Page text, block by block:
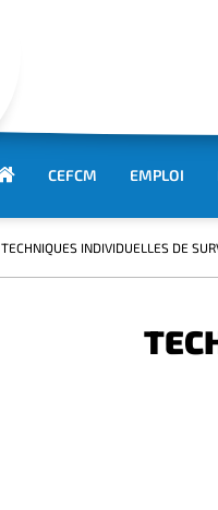
CEFCM EMPLOI
TECHNIQUES INDIVIDUELLES DE